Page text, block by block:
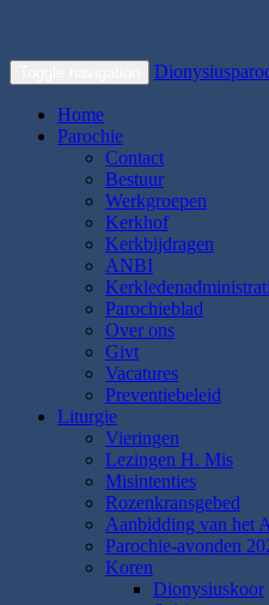
Home
Parochie
Contact
Bestuur
Werkgroepen
Kerkhof
Kerkbijdragen
ANBI
Parochieblad
Over ons
Givt
Vacatures
Preventiebeleid
Liturgie
Vieringen
Lezingen H. Mis
Misintenties
Rozenkransgebed
Aanbidding van het
Parochie-avonden
Koren
Dionysiuskoor